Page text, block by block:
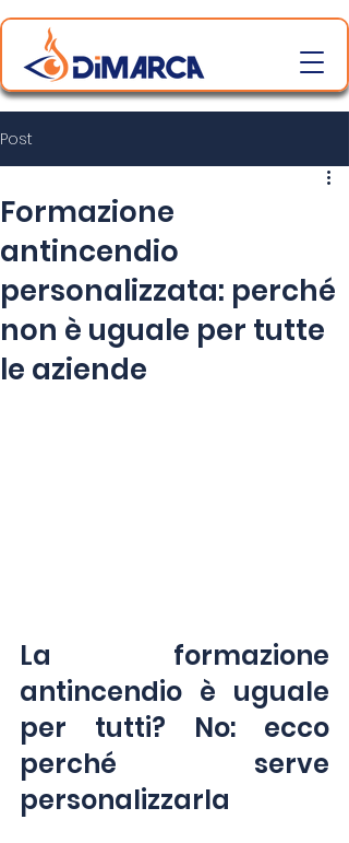
Post
Formazione
antincendio
personalizzata: perché
non è uguale per tutte
le aziende
La formazione
antincendio è uguale
per tutti? No: ecco
perché serve
personalizzarla